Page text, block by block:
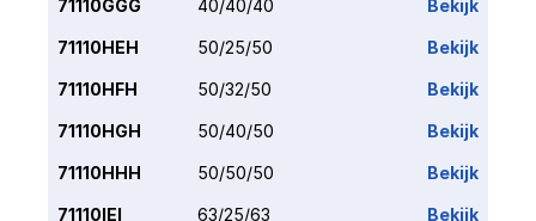
71110GGG 40/40/40 Bekijk
71110HEH 50/25/50 Bekijk
71110HFH 50/32/50 Bekijk
71110HGH 50/40/50 Bekijk
71110HHH 50/50/50 Bekijk
71110IEI 63/25/63 Bekijk